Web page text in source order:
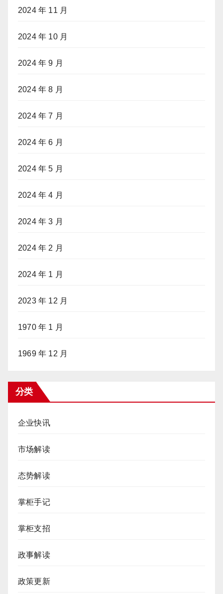
2024 年 11 月
2024 年 10 月
2024 年 9 月
2024 年 8 月
2024 年 7 月
2024 年 6 月
2024 年 5 月
2024 年 4 月
2024 年 3 月
2024 年 2 月
2024 年 1 月
2023 年 12 月
1970 年 1 月
1969 年 12 月
分类
企业快讯
市场解读
态势解读
掌柜手记
掌柜支招
政事解读
政策更新